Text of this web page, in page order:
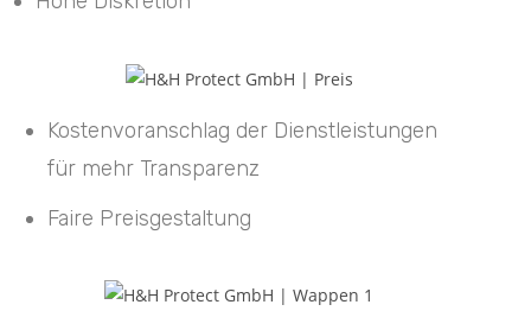
Kostenvoranschlag der Dienstleistungen
für mehr Transparenz
Faire Preisgestaltung